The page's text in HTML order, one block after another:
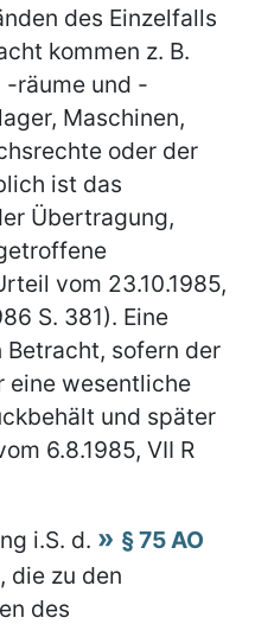
des Einzelfalls
kommen z. B.
-räume und -
Maschinen,
oder der
ist das
Übertragung,
vom 23.10.1985,
S. 381). Eine
sofern der
eine wesentliche
und später
6.8.1985, VII R
i.S. d.
§ 75 AO
die zu den
des